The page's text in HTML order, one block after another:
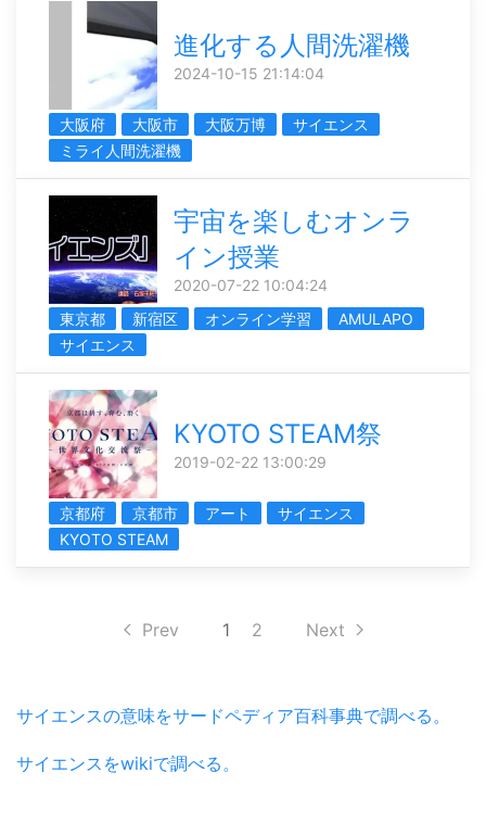
進化する人間洗濯機
2024-10-15 21:14:04
大阪府 大阪市 大阪万博
サイエンス
ミライ人間洗濯機
宇宙を楽しむオンラ
イン授業
2020-07-22 10:04:24
東京都
新宿区 オンライン学習
AMULAPO
サイエンス
KYOTO STEAM祭
2019-02-22 13:00:29
京都府 京都市 アート
サイエンス
KYOTO STEAM
Prev 1 2 Next
サイエンスの意味をサードペディア百科事典で調べる。
サイエンスをwikiで調べる。